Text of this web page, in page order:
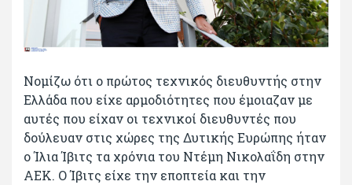
Νομίζω ότι ο πρώτος τεχνικός διευθυντής στην
Ελλάδα που είχε αρμοδιότητες που έμοιαζαν με
αυτές που είχαν οι τεχνικοί διευθυντές που
δούλευαν στις χώρες της Δυτικής Ευρώπης ήταν
ο Ίλια Ίβιτς τα χρόνια του Ντέμη Νικολαΐδη στην
ΑΕΚ. Ο Ίβιτς είχε την εποπτεία και την